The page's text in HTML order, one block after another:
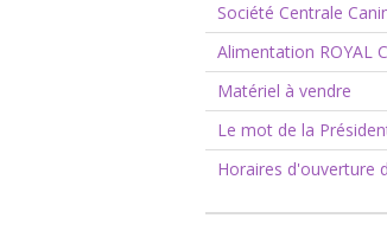
Société Centrale
Alimentation ROYAL
Matériel à vendre
Le mot de la
Horaires d'ouverture